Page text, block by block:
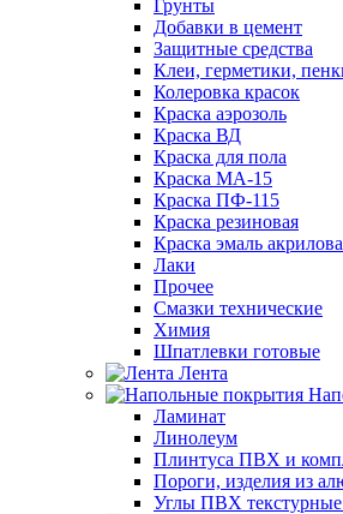
Грунты
Добавки в цемент
Защитные средства
Клеи, герметики,
Колеровка красок
Краска аэрозоль
Краска ВД
Краска для пола
Краска МА-15
Краска ПФ-115
Краска резиновая
Краска эмаль
Лаки
Прочее
Смазки технические
Химия
Шпатлевки готовые
Лента
Ламинат
Линолеум
Плинтуса ПВХ и
Пороги, изделия из
Углы ПВХ